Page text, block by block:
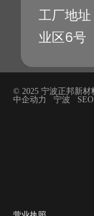
工厂地
业区6号
© 2025 宁波正邦新材
中企动力
宁波
SEO